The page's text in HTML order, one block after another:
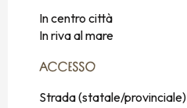
In centro città
In riva al mare
ACCESSO
ACCESSO
Strada (statale/provinciale)